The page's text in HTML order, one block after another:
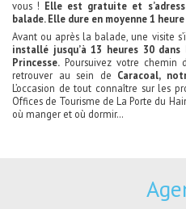
vous ! Elle est gratuite et
balade. Elle dure en moyenne 1 heure
Avant ou après la balade, une visite
installé jusqu’à 13 heures 30
Princesse. Poursuivez votre
retrouver au sein de Caracoal,
L’occasion de tout connaître sur les
Offices de Tourisme de La Porte du
où manger et où dormir…